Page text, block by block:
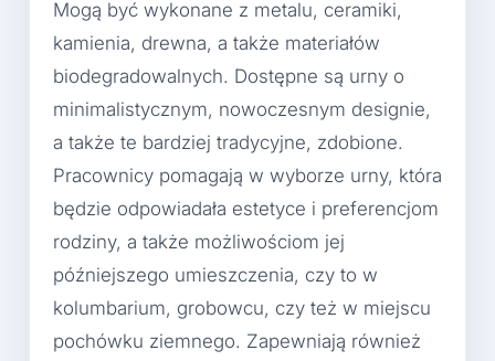
Mogą być wykonane z metalu, ceramiki,
kamienia, drewna, a także materiałów
biodegradowalnych. Dostępne są urny o
minimalistycznym, nowoczesnym designie,
a także te bardziej tradycyjne, zdobione.
Pracownicy pomagają w wyborze urny, która
będzie odpowiadała estetyce i preferencjom
rodziny, a także możliwościom jej
późniejszego umieszczenia, czy to w
kolumbarium, grobowcu, czy też w miejscu
pochówku ziemnego. Zapewniają również